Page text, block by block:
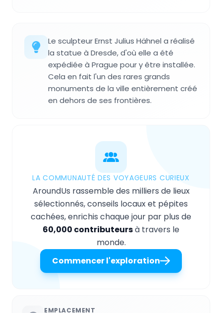
Le sculpteur Ernst Julius Hähnel a réalisé
la statue à Dresde, d'où elle a été
expédiée à Prague pour y être installée.
Cela en fait l'un des rares grands
monuments de la ville entièrement créé
en dehors de ses frontières.
LA COMMUNAUTÉ DES VOYAGEURS CURIEUX
AroundUs rassemble des milliers de lieux
sélectionnés, conseils locaux et pépites
cachées, enrichis chaque jour par plus de
60,000 contributeursà travers le
monde.
Commencer l'exploration
EMPLACEMENT